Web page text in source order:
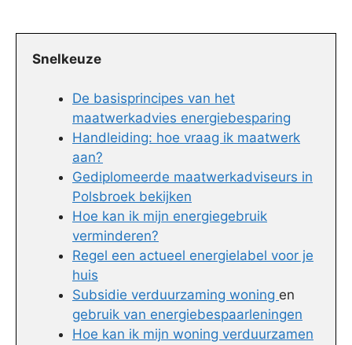
Snelkeuze
De basisprincipes van het
maatwerkadvies energiebesparing
Handleiding: hoe vraag ik maatwerk
aan?
Gediplomeerde maatwerkadviseurs in
Polsbroek bekijken
Hoe kan ik mijn energiegebruik
verminderen?
Regel een actueel energielabel voor je
huis
Subsidie verduurzaming woning en
gebruik van energiebespaarleningen
Hoe kan ik mijn woning verduurzamen